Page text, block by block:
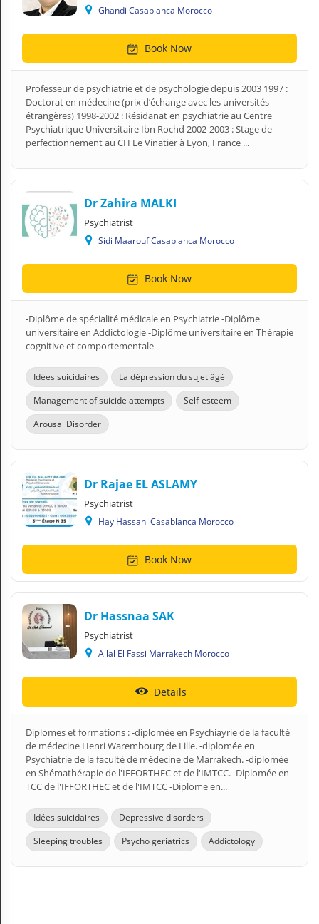
Ghandi Casablanca Morocco
Book Now
Professeur de psychiatrie et de psychologie depuis 2003 1997 :
Doctorat en médecine (prix d’échange avec les universités
étrangères) 1998-2002 : Résidanat en psychiatrie au Centre
Psychiatrique Universitaire Ibn Rochd 2002-2003 : Stage de
perfectionnement au CH Le Vinatier à Lyon, France ...
Dr Zahira MALKI
Psychiatrist
Sidi Maarouf Casablanca Morocco
Book Now
-Diplôme de spécialité médicale en Psychiatrie -Diplôme
universitaire en Addictologie -Diplôme universitaire en Thérapie
cognitive et comportementale
Idées suicidaires
La dépression du sujet âgé
Management of suicide attempts
Self-esteem
Arousal Disorder
Dr Rajae EL ASLAMY
Psychiatrist
Hay Hassani Casablanca Morocco
Book Now
Dr Hassnaa SAK
Psychiatrist
Allal El Fassi Marrakech Morocco
Details
Diplomes et formations : -diplomée en Psychiayrie de la faculté
de médecine Henri Warembourg de Lille. -diplomée en
Psychiatrie de la faculté de médecine de Marrakech. -diplomée
en Shémathérapie de l'IFFORTHEC et de l'IMTCC. -Diplomée en
TCC de l'IFFORTHEC et de l'IMTCC -Diplome en...
Idées suicidaires
Depressive disorders
Sleeping troubles
Psycho geriatrics Addictology